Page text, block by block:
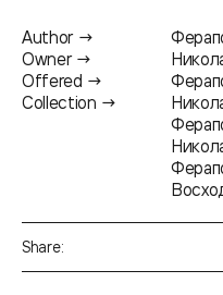
Author →
Owner →
Offered →
Collection →
Share: